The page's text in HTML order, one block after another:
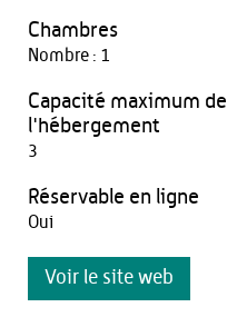
Chambres
Nombre : 1
Capacité maximum de
l'hébergement
3
Réservable en ligne
Oui
Voir le site web